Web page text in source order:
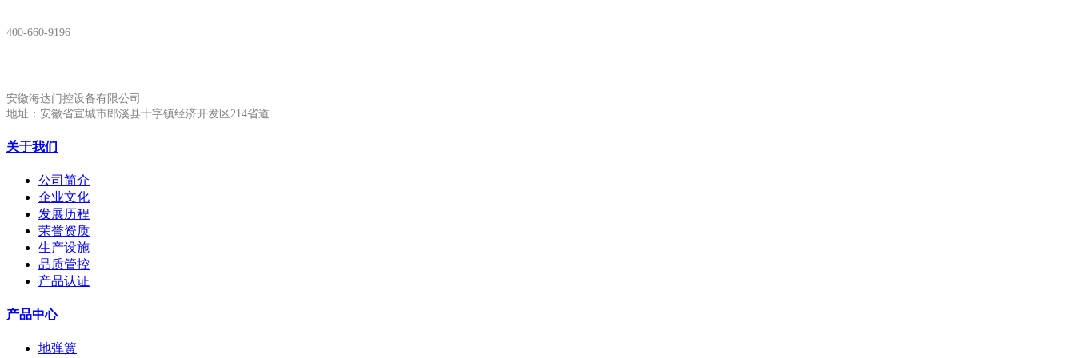
400-660-9196
安徽海达门控设备有限公司
地址：安徽省宣城市郎溪县十字镇经济开发区214省道
关于我们
公司简介
企业文化
发展历程
荣誉资质
生产设施
品质管控
产品认证
产品中心
地弹簧